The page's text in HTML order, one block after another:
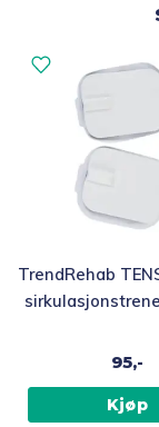
TrendRehab
95,-
Kjøp